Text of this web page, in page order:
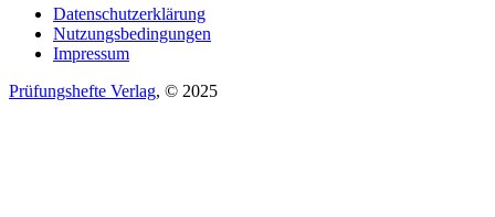
Datenschutzerklärung
Nutzungsbedingungen
Impressum
Prüfungshefte Verlag, © 2025